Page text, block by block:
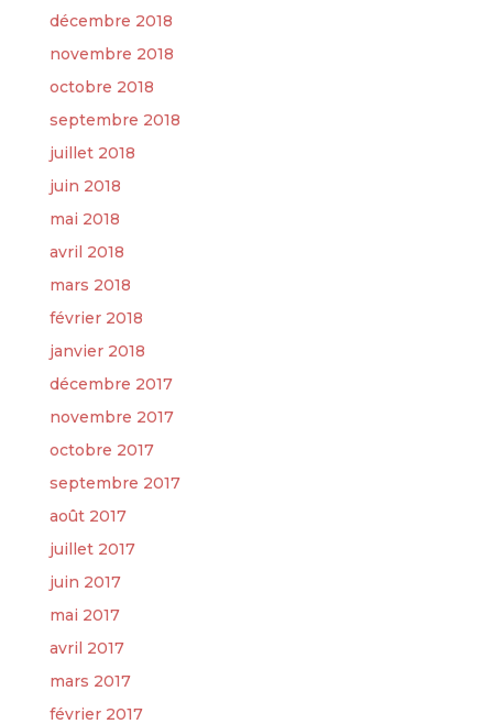
décembre 2018
novembre 2018
octobre 2018
septembre 2018
juillet 2018
juin 2018
mai 2018
avril 2018
mars 2018
février 2018
janvier 2018
décembre 2017
novembre 2017
octobre 2017
septembre 2017
août 2017
juillet 2017
juin 2017
mai 2017
avril 2017
mars 2017
février 2017